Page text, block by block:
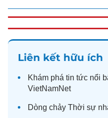
Liên kết hữu ích
Khám phá tin tức nổi
VietNamNet
Dòng chảy Thời sự